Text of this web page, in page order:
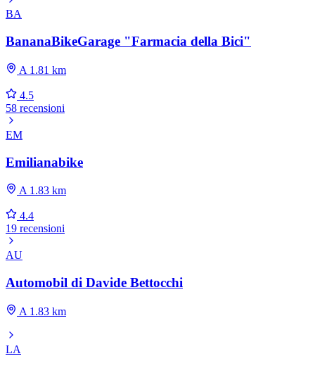
BA
BananaBikeGarage "Farmacia della Bici"
A 1.81 km
4.5
58 recensioni
EM
Emilianabike
A 1.83 km
4.4
19 recensioni
AU
Automobil di Davide Bettocchi
A 1.83 km
LA